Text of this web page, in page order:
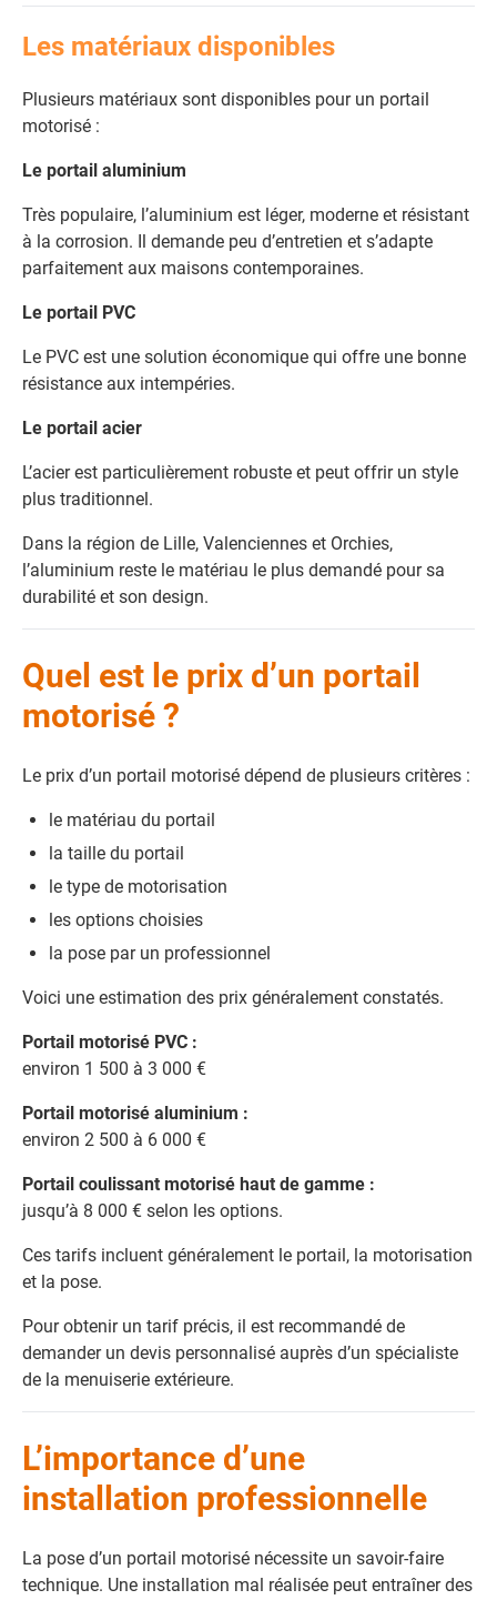
Les matériaux disponibles
Plusieurs matériaux sont disponibles pour un portail
motorisé :
Le portail aluminium
Très populaire, l’aluminium est léger, moderne et résistant
à la corrosion. Il demande peu d’entretien et s’adapte
parfaitement aux maisons contemporaines.
Le portail PVC
Le PVC est une solution économique qui offre une bonne
résistance aux intempéries.
Le portail acier
L’acier est particulièrement robuste et peut offrir un style
plus traditionnel.
Dans la région de Lille, Valenciennes et Orchies,
l’aluminium reste le matériau le plus demandé pour sa
durabilité et son design.
Quel est le prix d’un portail
motorisé ?
Le prix d’un portail motorisé dépend de plusieurs critères :
le matériau du portail
la taille du portail
le type de motorisation
les options choisies
la pose par un professionnel
Voici une estimation des prix généralement constatés.
Portail motorisé PVC :
environ 1 500 à 3 000 €
Portail motorisé aluminium :
environ 2 500 à 6 000 €
Portail coulissant motorisé haut de gamme :
jusqu’à 8 000 € selon les options.
Ces tarifs incluent généralement le portail, la motorisation
et la pose.
Pour obtenir un tarif précis, il est recommandé de
demander un devis personnalisé auprès d’un spécialiste
de la menuiserie extérieure.
L’importance d’une
installation professionnelle
La pose d’un portail motorisé nécessite un savoir-faire
technique. Une installation mal réalisée peut entraîner des